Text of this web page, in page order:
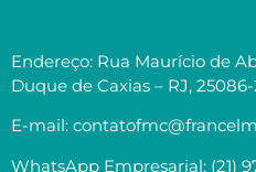
Endereço: Rua Maurício de
Duque de Caxias – RJ,
E-mail:
WhatsApp Empresarial: (21)